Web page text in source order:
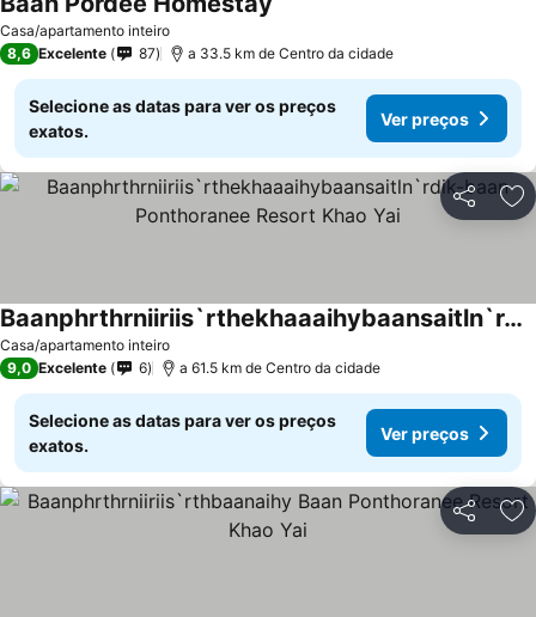
Casa/apartamento inteiro
8,6 Excelente 87 a 33.5 km de Centro da cidade
Selecione as datas para ver os preços
exatos.
Ver preços
Partilhar
Casa/apartamento inteiro
Baanphrthrniiriis`rthekhaaaihybaansaitln`rdik-baan Ponthoranee Resort Khao Yai
9,0 Excelente 6 a 61.5 km de Centro da cidade
Selecione as datas para ver os preços
exatos.
Ver preços
Partilhar